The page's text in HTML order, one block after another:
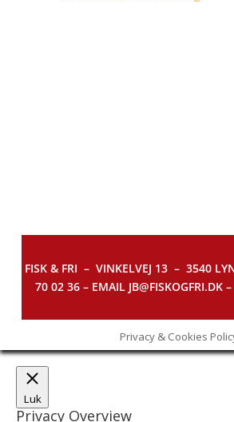
FISK & FRI – VINKELVEJ 13 – 3540
70 02 36 – EMAIL JB@FISKOGFRI.DK
Privacy & Cookies
Luk
Privacy Overview